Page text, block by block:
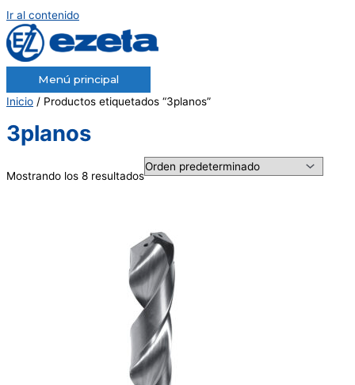
Ir al contenido
Menú principal
Inicio / Productos etiquetados “3planos”
3planos
Mostrando los 8 resultados